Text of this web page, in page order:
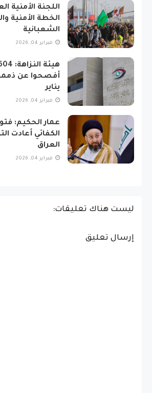
اللجنة الأمنية
الخطة الأمنية
الشعبانية
فبراير 04, 2026
أفصحوا عن
يناير
فبراير 04, 2026
عمار الحكيم:
الكفائي أعادت
العراق
فبراير 04, 2026
ليست هناك تعليقات:
إرسال تعليق